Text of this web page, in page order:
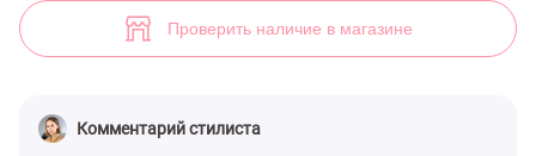
Проверить наличие в магазине
Комментарий стилиста
(арт. 34654) ♡ интернет-магазин Gepur